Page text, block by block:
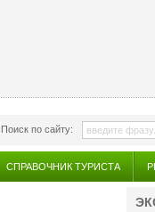
Поиск по сайту:
СПРАВОЧНИК ТУРИСТА